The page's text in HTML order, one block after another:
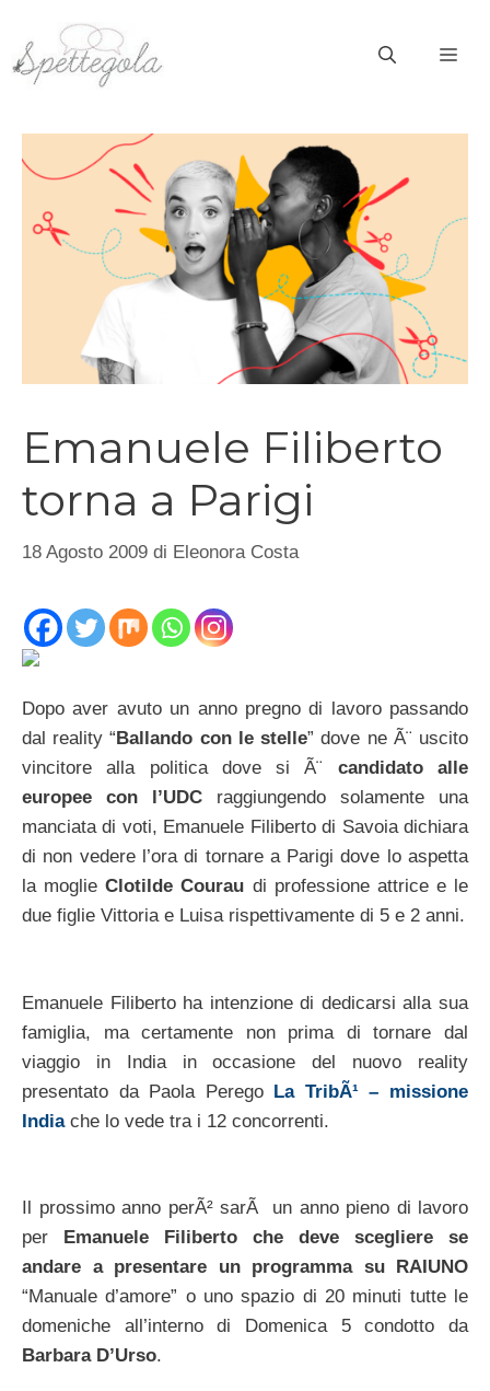
contenuto
Emanuele Filiberto
torna a Parigi
18 Agosto 2009 di Eleonora Costa
Dopo aver avuto un anno pregno di lavoro passando
dal reality “ Ballando con le stelle” dove ne Ã¨ uscito
vincitore alla politica dove si Ã¨ candidato alle
europee con l’UDC raggiungendo solamente una
manciata di voti, Emanuele Filiberto di Savoia dichiara
di non vedere l’ora di tornare a Parigi dove lo aspetta
la moglieClotilde Courau di professione attrice e le
due figlie Vittoria e Luisa rispettivamente di 5 e 2 anni.
Emanuele Filiberto ha intenzione di dedicarsi alla sua
famiglia, ma certamente non prima di tornare dal
viaggio in India in occasione del nuovo reality
presentato da Paola Perego La TribÃ¹ – missione
Indiache lo vede tra i 12 concorrenti.
Il prossimo anno perÃ² sarÃ un anno pieno di lavoro
per
Emanuele Filiberto che deve scegliere se
andare a presentare un programma su RAIUNO
“Manuale d’amore” o uno spazio di 20 minuti tutte le
domeniche all’interno di Domenica 5 condotto da
Barbara D’Urso.